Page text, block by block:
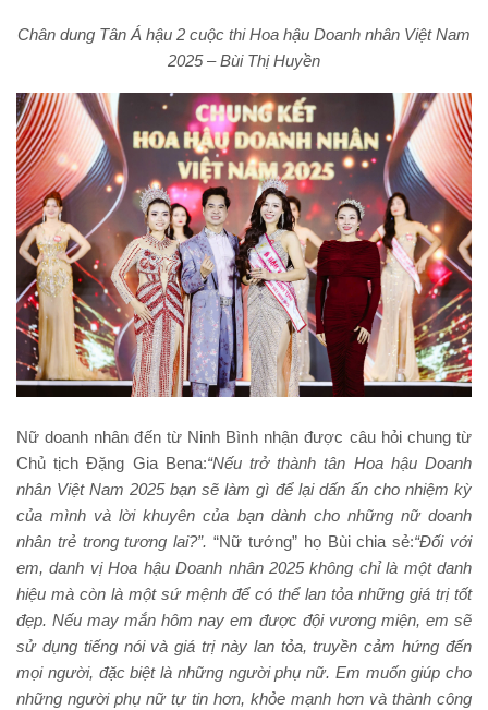
Chân dung Tân Á hậu 2 cuộc thi Hoa hậu Doanh nhân Việt Nam
2025 – Bùi Thị Huyền
Nữ doanh nhân đến từ Ninh Bình nhận được câu hỏi chung từ
Chủ tịch Đặng Gia Bena:“Nếu trở thành tân Hoa hậu Doanh
nhân Việt Nam 2025 bạn sẽ làm gì để lại dấn ấn cho nhiệm kỳ
của mình và lời khuyên của bạn dành cho những nữ doanh
nhân trẻ trong tương lai?”. “Nữ tướng” họ Bùi chia sẻ:“Đối với
em, danh vị Hoa hậu Doanh nhân 2025 không chỉ là một danh
hiệu mà còn là một sứ mệnh để có thể lan tỏa những giá trị tốt
đẹp. Nếu may mắn hôm nay em được đội vương miện, em sẽ
sử dụng tiếng nói và giá trị này lan tỏa, truyền cảm hứng đến
mọi người, đặc biệt là những người phụ nữ. Em muốn giúp cho
những người phụ nữ tự tin hơn, khỏe mạnh hơn và thành công